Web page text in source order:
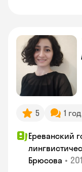
5 1
Ереванский
Брюсова •